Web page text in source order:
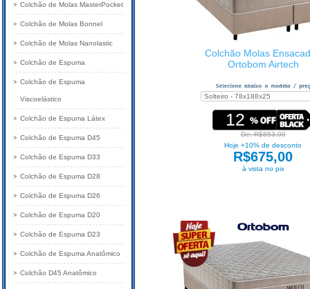
Colchão Molas
Ortobom Airtech
12
De: R$853,00
Hoje +10% de desconto
R$675,00
à vista no pix
Colchão de Molas MasterPocket
Colchão de Molas Bonnel
Colchão de Molas Nanolastic
Colchão de Espuma
Colchão de Espuma
Viscoelástico
Colchão de Espuma Látex
Colchão de Espuma D45
Colchão de Espuma D33
Colchão de Espuma D28
Colchão de Espuma D26
Colchão de Espuma D20
Colchão de Espuma D23
Colchão de Espuma Anatômico
Colchão D45 Anatômico